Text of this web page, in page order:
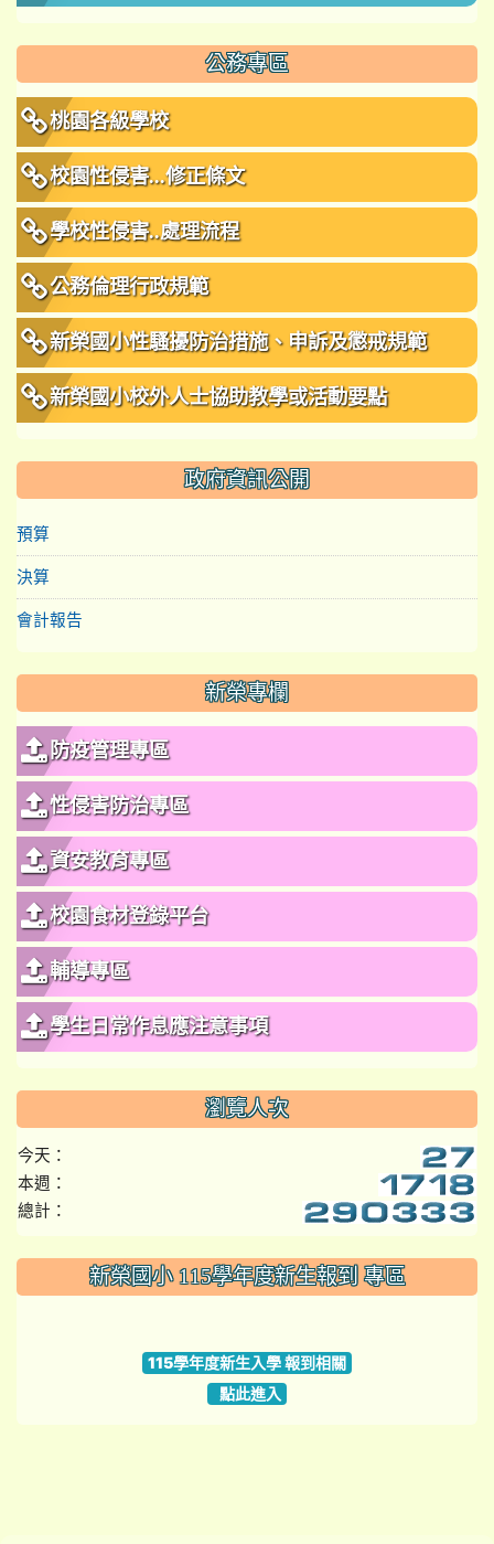
公務專區
桃園各級學校
校園性侵害...修正條文
學校性侵害..處理流程
公務倫理行政規範
新榮國小性騷擾防治措施、申訴及懲戒規範
新榮國小校外人士協助教學或活動要點
政府資訊公開
預算
決算
會計報告
新榮專欄
防疫管理專區
性侵害防治專區
資安教育專區
校園食材登錄平台
輔導專區
學生日常作息應注意事項
瀏覽人次
今天：
本週：
總計：
::: 新榮國小 115學年度新生報到 專區
115學年度新生入學 報到相關
點此進入